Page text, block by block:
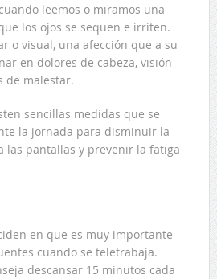
leemos o miramos una
los ojos se sequen e irriten.
o visual, una afección que a su
en dolores de cabeza, visión
de malestar.
sencillas medidas que se
la jornada para disminuir la
las pantallas y prevenir la fatiga
en que es muy importante
cuando se teletrabaja.
descansar 15 minutos cada